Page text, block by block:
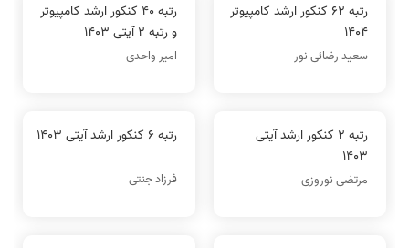
رتبه 62 کنکور ارشد کامپیوتر
1404
سعید رضائی نور
رتبه 40 کنکور ارشد کامپیوتر
و رتبه 2 آیتی 1403
امیر واحدی
رتبه 2 کنکور ارشد آیتی
1403
مرتضی نوروزی
رتبه 6 کنکور ارشد آیتی 1403
فرزاد جنتی